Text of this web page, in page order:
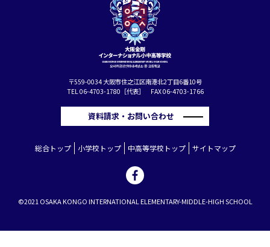
〒559-0034 大阪市住之江区南港北2丁目6番10号
TEL 06-4703-1780［代表］ FAX 06-4703-1766
資料請求・お問い合わせ
総合トップ 小学校トップ 中高等学校トップ サイトマップ
©2021 OSAKA KONGO INTERNATIONAL ELEMENTARY-MIDDLE-HIGH SCHOOL